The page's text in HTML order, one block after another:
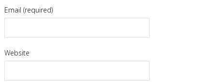
Email (required)
Website